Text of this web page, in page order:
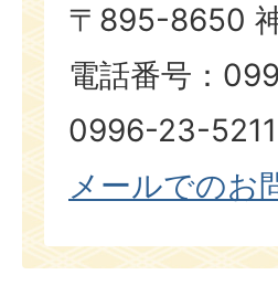
〒895-8650
電話番号：
0996-23-5211​​​​​​​
メールでのお